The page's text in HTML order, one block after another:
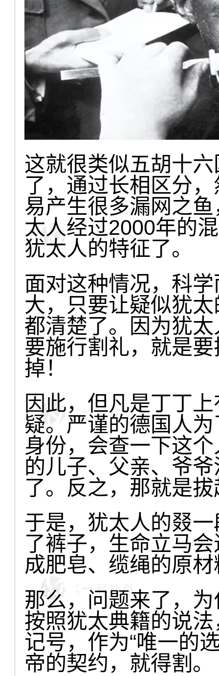
这就很类似五胡十六
了，通过长相区分
易产生很多漏网之
太人经过2000年的
犹太人的特征了。
面对这种情况，科
大，只要让疑似犹
都清楚了。因为犹
要施行割礼，就是
掉！
因此，但凡是丁丁
疑。严谨的德国人
身份，会查一下这
的儿子、父亲、爷
了。反之，那就是
于是，犹太人的叕
了裤子，生命立马
成肥皂、缆绳的原
那么，问题来了，
按照犹太典籍的说
记号，作为“唯一的
帝的契约，就得割。